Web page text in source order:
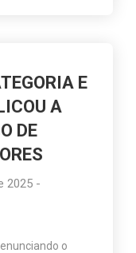
E
A
DE
2025 -
o